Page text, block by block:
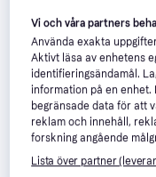
Vi och våra partners
Använda exakta
Aktivt läsa av enhetens
identifieringsändamål.
information på en enhet.
begränsade data för att
reklam och innehåll,
forskning angående
Lista över partner